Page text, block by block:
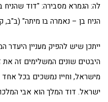
לה: הגמרא מסבירה: "דוד שהניח
הניח בן – נאמרה בו מיתה" (ב"ב,
ייתכן שיש להפיק מעניין היעדר
היבטים שונים המשלימים זה
מישראל, וחייו נמשכים בכל
ישראל. דוד המלך הוא אבי